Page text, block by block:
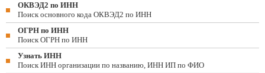
ОКВЭД2 по ИНН
Поиск основного кода ОКВЭД2 по ИНН
ОГРН по ИНН
Поиск ОГРН по ИНН
Узнать ИНН
Поиск ИНН организации по названию, ИНН ИП по ФИО